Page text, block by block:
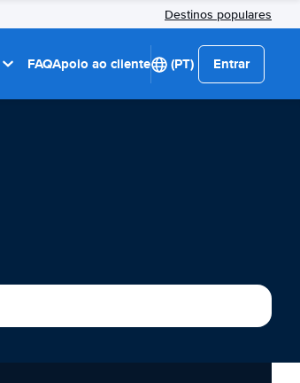
Destinos populares
FAQApoio ao cliente (PT) Entrar